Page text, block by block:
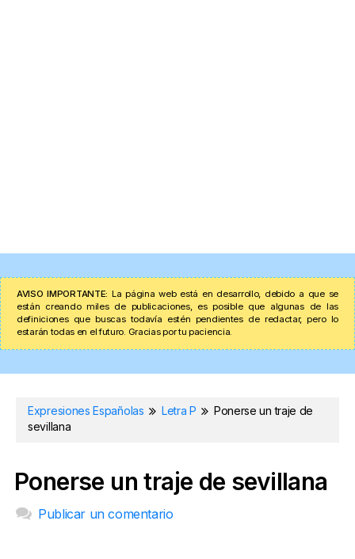
AVISO IMPORTANTE: La página web está en desarrollo, debido a que se
están creando miles de publicaciones, es posible que algunas de las
definiciones que buscas todavía estén pendientes de redactar, pero lo
estarán todas en el futuro. Gracias por tu paciencia.
Expresiones Españolas Letra P
Ponerse un traje de
sevillana
Ponerse un traje de sevillana
Publicar un comentario